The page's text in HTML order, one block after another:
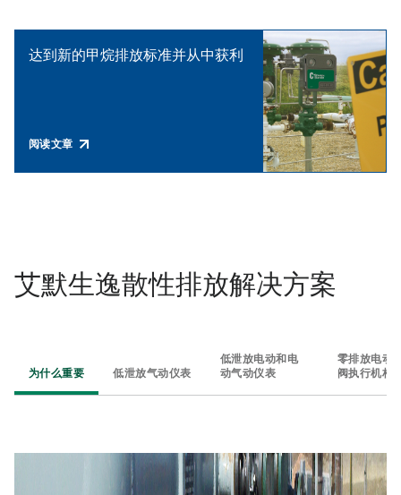
达到新的甲烷排放标准并从中获利
阅读文章
艾默生逸散性排放解决方案
为什么重要 低泄放气动仪表
低泄放电动和电
动气动仪表
零排放电动
阀执行机构